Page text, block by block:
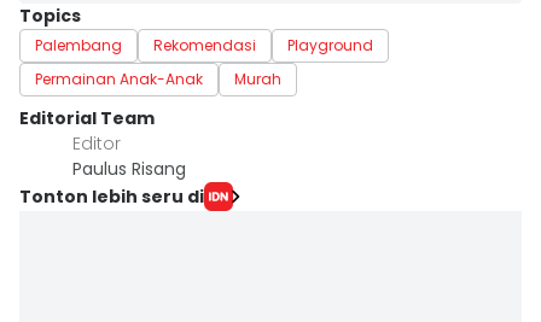
Topics
Palembang Rekomendasi
Playground
Permainan Anak-Anak
Murah
Editorial Team
Editor
Paulus Risang
Tonton lebih seru di